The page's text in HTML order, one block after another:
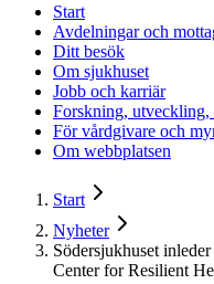
Start
Avdelningar och
Ditt besök
Om sjukhuset
Jobb och karriär
Forskning,
För vårdgivare och
Om webbplatsen
Start
Nyheter
Södersjukhuset
Center for Resilient